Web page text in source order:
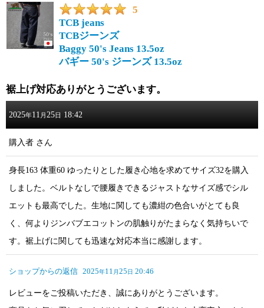
5
TCB jeans
TCBジーンズ
Baggy 50's Jeans 13.5oz
バギー 50's ジーンズ 13.5oz
裾上げ対応ありがとうございます。
2025年11 月25日 18:42
購入者 さん
身長163 体重60 ゆったりとした履き心地を求めてサイズ32を購入
しました。ベルトなしで腰履きできるジャストなサイズ感でシル
エットも最高でした。生地に関しても濃紺の色合いがとても良
く、何よりジンバブエコットンの肌触りがたまらなく気持ちいで
す。裾上げに関しても迅速な対応本当に感謝します。
ショップからの返信 2025年11 月25日 20:46
レビューをご投稿いただき、誠にありがとうございます。